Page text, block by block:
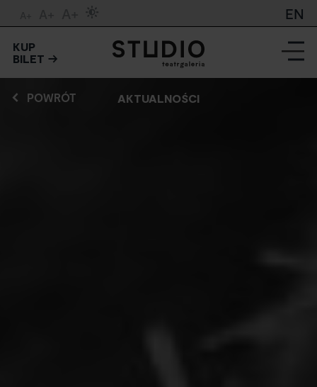
EN
KUP
BILET
AKTUALNOŚCI
POWRÓT